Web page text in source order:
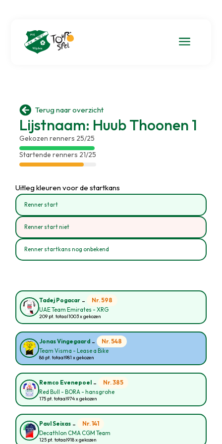
a
 Terug naar overzicht
Lijstnaam: Huub Thoonen 1
Gekozen renners 25/25
Startende renners 21/25
Uitleg kleuren voor de startkans
Renner start
Renner start niet
Renner startkans nog onbekend
Tadej Pogacar - Nr. 598
UAE Team Emirates - XRG
209 pt. totaal1003 x gekozen
Jonas Vingegaard - Nr. 548
Team Visma - Lease a Bike
86 pt. totaal981 x gekozen
Remco Evenepoel - Nr. 385
Red Bull - BORA - hansgrohe
175 pt. totaal974 x gekozen
Paul Seixas - Nr. 141
Decathlon CMA CGM Team
125 pt. totaal918 x gekozen